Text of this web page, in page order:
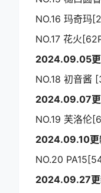
NO.16 玛奇玛
NO.17 花火
2024.09.05
NO.18 初音酱
2024.09.07
NO.19 芙洛伦
2024.09.10更
NO.20
2024.09.27